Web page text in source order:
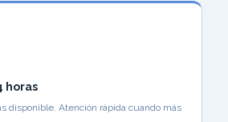
horas
disponible. Atención rápida cuando más